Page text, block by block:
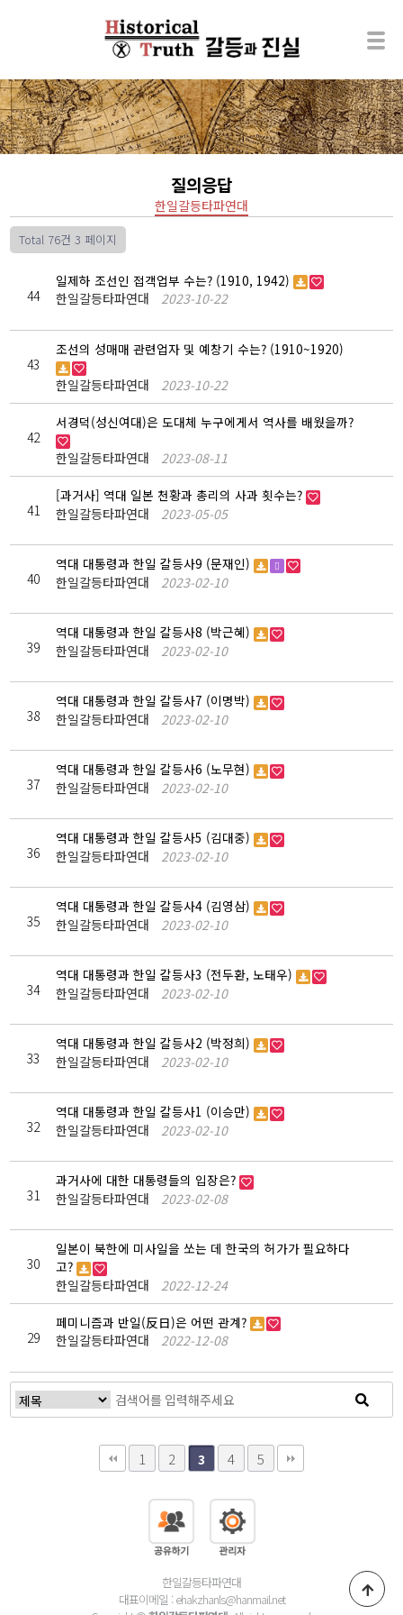
질의응답
한일갈등타파연대
Total 76건 3 페이지
44
일제하 조선인 접객업부 수는? (1910, 1942)
한일갈등타파연대
2023-10-22
43
조선의 성매매 관련업자 및 예창기 수는? (1910~1920)
한일갈등타파연대 2023-10-22
42
서경덕(성신여대)은 도대체 누구에게서 역사를 배웠을까?
한일갈등타파연대 2023-08-11
41
[과거사] 역대 일본 천황과 총리의 사과 횟수는?
한일갈등타파연대
2023-05-05
40
역대 대통령과 한일 갈등사9 (문재인)
한일갈등타파연대
2023-02-10
39
역대 대통령과 한일 갈등사8 (박근혜)
한일갈등타파연대
2023-02-10
38
역대 대통령과 한일 갈등사7 (이명박)
한일갈등타파연대
2023-02-10
37
역대 대통령과 한일 갈등사6 (노무현)
한일갈등타파연대
2023-02-10
36
역대 대통령과 한일 갈등사5 (김대중)
한일갈등타파연대
2023-02-10
35
역대 대통령과 한일 갈등사4 (김영삼)
한일갈등타파연대
2023-02-10
34
역대 대통령과 한일 갈등사3 (전두환, 노태우)
한일갈등타파연대
2023-02-10
33
역대 대통령과 한일 갈등사2 (박정희)
한일갈등타파연대
2023-02-10
32
역대 대통령과 한일 갈등사1 (이승만)
한일갈등타파연대
2023-02-10
31
과거사에 대한 대통령들의 입장은?
한일갈등타파연대
2023-02-08
30
일본이 북한에 미사일을 쏘는 데 한국의 허가가 필요하다
고?
한일갈등타파연대
2022-12-24
29
페미니즘과 반일(反日)은 어떤 관계?
한일갈등타파연대
2022-12-08
1 2 3 4 5
한일갈등타파연대
대표이메일 : ehakzhanls@hanmail.net